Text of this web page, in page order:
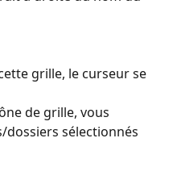
grille, le curseur se
de grille, vous
sélectionnés